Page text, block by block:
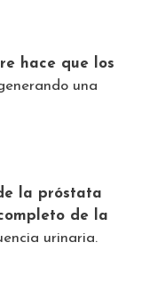
hace que los
una
la próstata
de la
urinaria.